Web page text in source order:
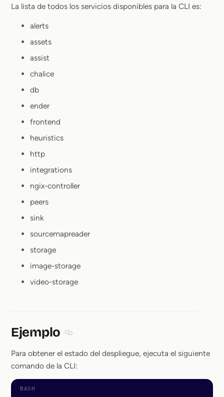
La lista de todos los servicios disponibles para la CLI es:
alerts
assets
assist
chalice
db
ender
frontend
heuristics
http
integrations
ngix-controller
peers
sink
sourcemapreader
storage
image-storage
video-storage
Ejemplo
Para obtener el estado del despliegue, ejecuta el siguiente
comando de la CLI: